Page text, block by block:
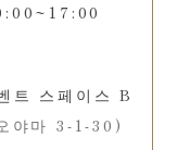
스페이스 B
야마 3-1-30)